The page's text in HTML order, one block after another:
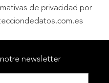
de privacidad por
newsletter